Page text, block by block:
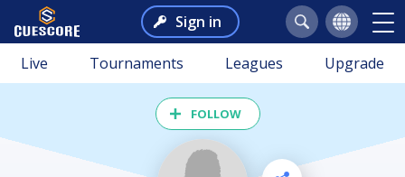
Sign in
Live Tournaments Leagues Upgrade
FOLLOW